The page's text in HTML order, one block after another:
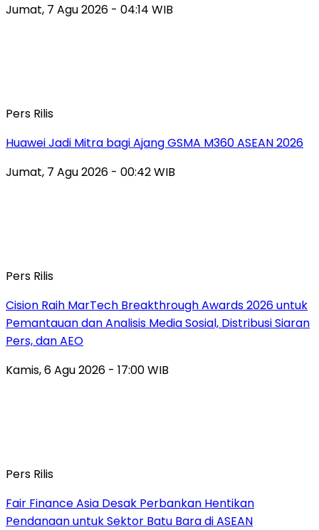
Jumat, 7 Agu 2026 - 04:14 WIB
Pers Rilis
Huawei Jadi Mitra bagi Ajang GSMA M360 ASEAN 2026
Jumat, 7 Agu 2026 - 00:42 WIB
Pers Rilis
Cision Raih MarTech Breakthrough Awards 2026 untuk
Pemantauan dan Analisis Media Sosial, Distribusi Siaran
Pers, dan AEO
Kamis, 6 Agu 2026 - 17:00 WIB
Pers Rilis
Fair Finance Asia Desak Perbankan Hentikan
Pendanaan untuk Sektor Batu Bara di ASEAN